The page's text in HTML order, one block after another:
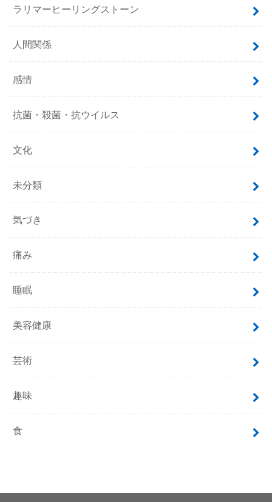
ラリマーヒーリングストーン
人間関係
感情
抗菌・殺菌・抗ウイルス
文化
未分類
気づき
痛み
睡眠
美容健康
芸術
趣味
食